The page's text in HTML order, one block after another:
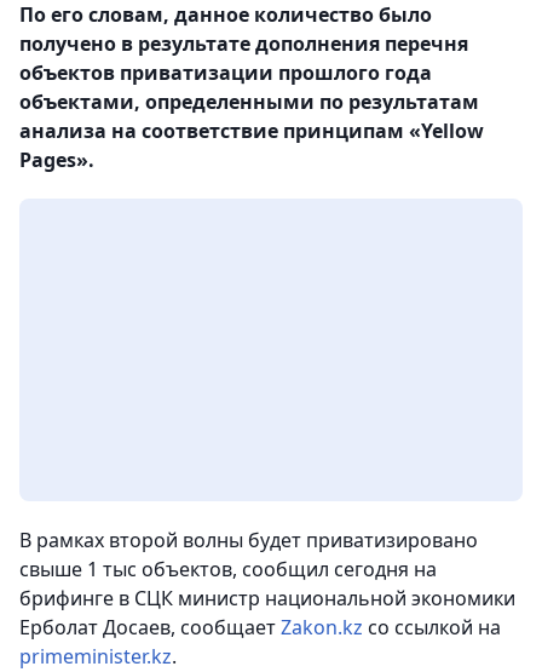
По его словам, данное количество было
получено в результате дополнения перечня
объектов приватизации прошлого года
объектами, определенными по результатам
анализа на соответствие принципам «Yellow
Pages».
В рамках второй волны будет приватизировано
свыше 1 тыс объектов, сообщил сегодня на
брифинге в СЦК министр национальной экономики
Ерболат Досаев, сообщаетZakon.kz со ссылкой на
primeminister.kz.